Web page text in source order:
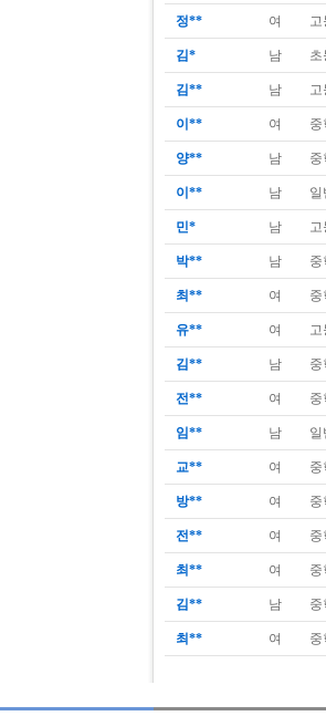
정** 여 고
김* 남 초
김** 남 고
이** 여 중
양** 남 중
이** 남 일
민* 남 고
박** 남 중
최** 여 중
유** 여 고
김** 남 중
전** 여 중
임** 남 일
교** 여 중
방** 여 중
전** 여 중
최** 여 중
김** 남 중
최** 여 중